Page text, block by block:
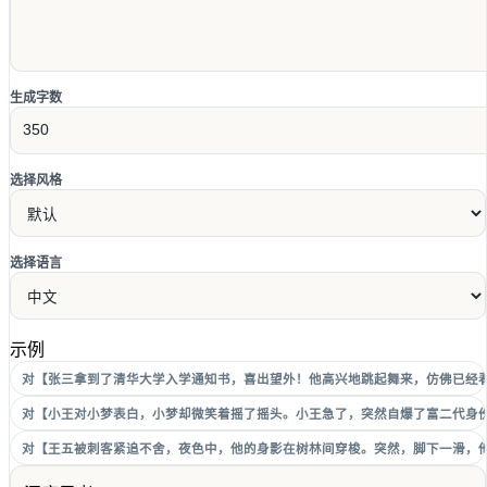
生成字数
选择风格
选择语言
示例
对【张三拿到了清华大学入学通知书，喜出望外！他高兴地跳起舞来，仿佛已经
对【小王对小梦表白，小梦却微笑着摇了摇头。小王急了，突然自爆了富二代身
对【王五被刺客紧追不舍，夜色中，他的身影在树林间穿梭。突然，脚下一滑，